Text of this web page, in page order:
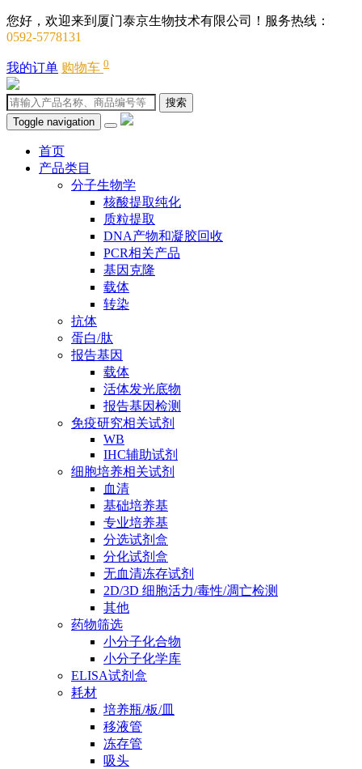
您好，欢迎来到厦门泰京生物技术有限公司！服务热线：
0592-5778131
我的订单 购物车 0
搜索
Toggle navigation
首页
产品类目
分子生物学
核酸提取纯化
质粒提取
DNA产物和凝胶回收
PCR相关产品
基因克隆
载体
转染
抗体
蛋白/肽
报告基因
载体
活体发光底物
报告基因检测
免疫研究相关试剂
WB
IHC辅助试剂
细胞培养相关试剂
血清
基础培养基
专业培养基
分选试剂盒
分化试剂盒
无血清冻存试剂
2D/3D 细胞活力/毒性/凋亡检测
其他
药物筛选
小分子化合物
小分子化学库
ELISA试剂盒
耗材
培养瓶/板/皿
移液管
冻存管
吸头